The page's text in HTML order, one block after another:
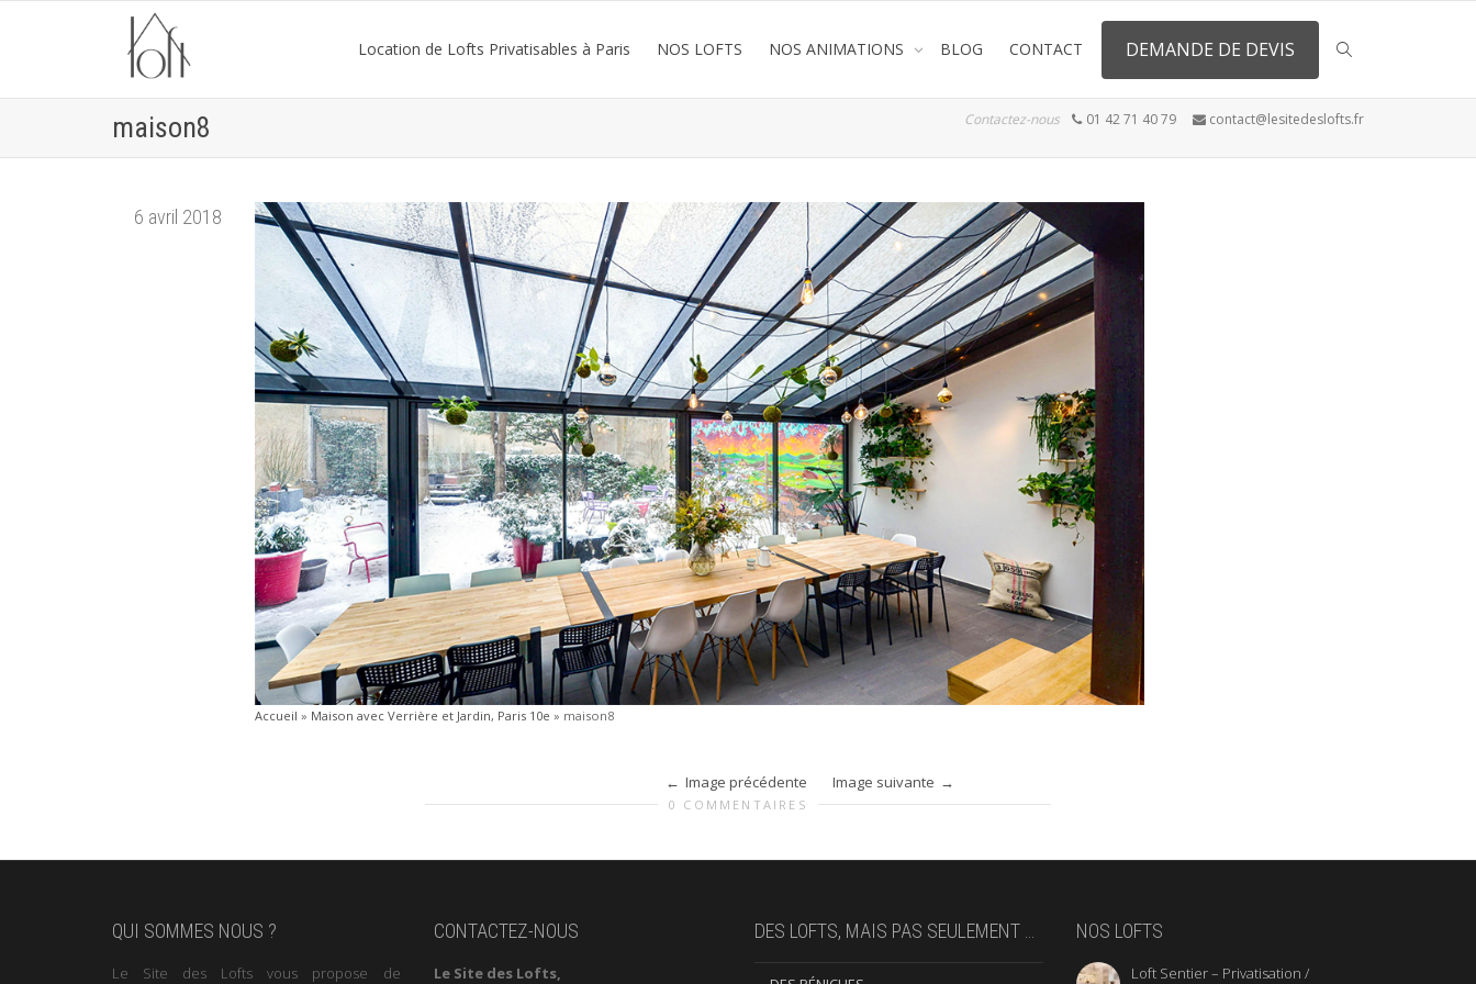
Location de Lofts Privatisables à Paris NOS LOFTS NOS ANIMATIONS BLOG CONTACT DEMANDE DE DEVIS
maison8 Contactez-nous 01 42 71 40 79 contact@lesitedeslofts.fr
6 avril 2018
Accueil » Maison avec Verrière et Jardin, Paris 10e » maison8
Image précédente Image suivante
0 COMMENTAIRES
QUI SOMMES NOUS ?
Le Site des Lofts vous propose de
CONTACTEZ-NOUS
Le Site des Lofts,
DES LOFTS, MAIS PAS SEULEMENT … NOS LOFTS
Loft Sentier – Privatisation /